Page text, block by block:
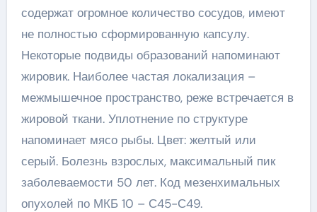
содержат огромное количество сосудов, имеют
не полностью сформированную капсулу.
Некоторые подвиды образований напоминают
жировик. Наиболее частая локализация –
межмышечное пространство, реже встречается в
жировой ткани. Уплотнение по структуре
напоминает мясо рыбы. Цвет: желтый или
серый. Болезнь взрослых, максимальный пик
заболеваемости 50 лет. Код мезенхимальных
опухолей по МКБ 10 – С45-С49.